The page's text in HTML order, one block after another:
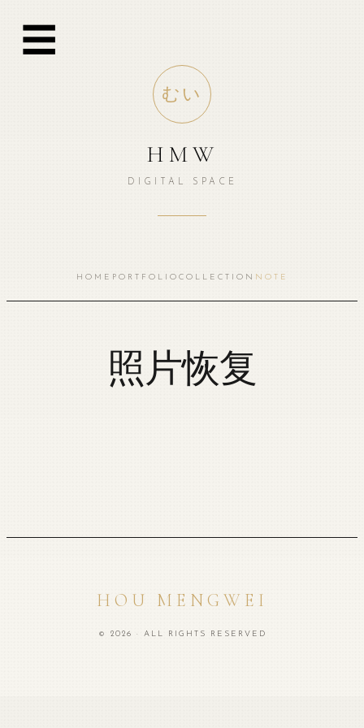
☰
むい
HMW
DIGITAL SPACE
HOME PORTFOLIO COLLECTION NOTE
照片恢复
HOU MENGWEI
© 2026 · ALL RIGHTS RESERVED